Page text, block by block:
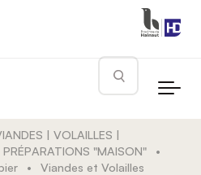
Rechercher
| VOLAILLES |
"MAISON"
•
• Viandes et Volailles